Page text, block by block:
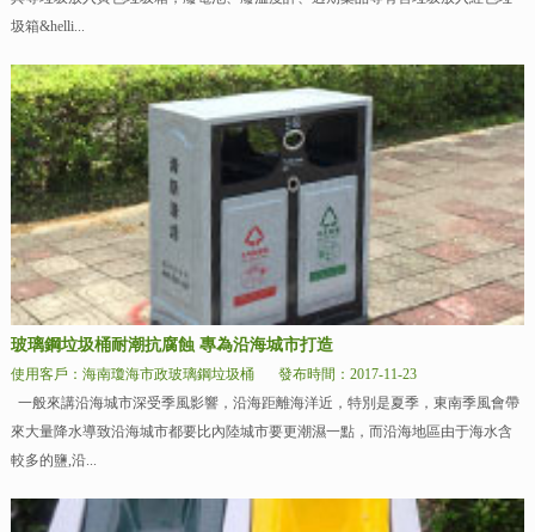
圾箱&helli...
玻璃鋼垃圾桶耐潮抗腐蝕 專為沿海城市打造
使用客戶：海南瓊海市政玻璃鋼垃圾桶
發布時間：2017-11-23
一般來講沿海城市深受季風影響，沿海距離海洋近，特別是夏季，東南季風會帶
來大量降水導致沿海城市都要比內陸城市要更潮濕一點，而沿海地區由于海水含
較多的鹽,沿...